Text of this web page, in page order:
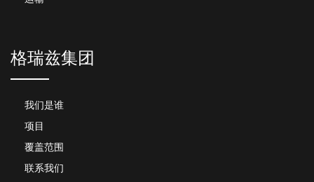
格瑞兹集团
我们是谁
项目
覆盖范围
联系我们